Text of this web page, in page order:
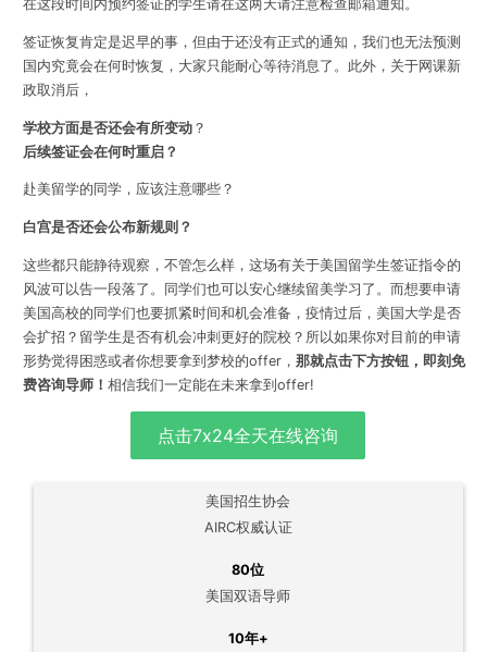
在这段时间内预约签证的学生请在这两天请注意检查邮箱通知。
签证恢复肯定是迟早的事，但由于还没有正式的通知，我们也无法预测
国内究竟会在何时恢复，大家只能耐心等待消息了。此外，关于网课新
政取消后，
学校方面是否还会有所变动？
后续签证会在何时重启？
赴美留学的同学，应该注意哪些？
白宫是否还会公布新规则？
这些都只能静待观察，不管怎么样，这场有关于美国留学生签证指令的
风波可以告一段落了。同学们也可以安心继续留美学习了。而想要申请
美国高校的同学们也要抓紧时间和机会准备，疫情过后，美国大学是否
会扩招？留学生是否有机会冲刺更好的院校？ 所以如果你对目前的申请
形势觉得困惑或者你想要拿到梦校的offer， 那就点击下方按钮，即刻免
费咨询导师！ 相信我们一定能在未来拿到offer!
点击7x24全天在线咨询
美国招生协会
AIRC权威认证
80位
美国双语导师
10年+